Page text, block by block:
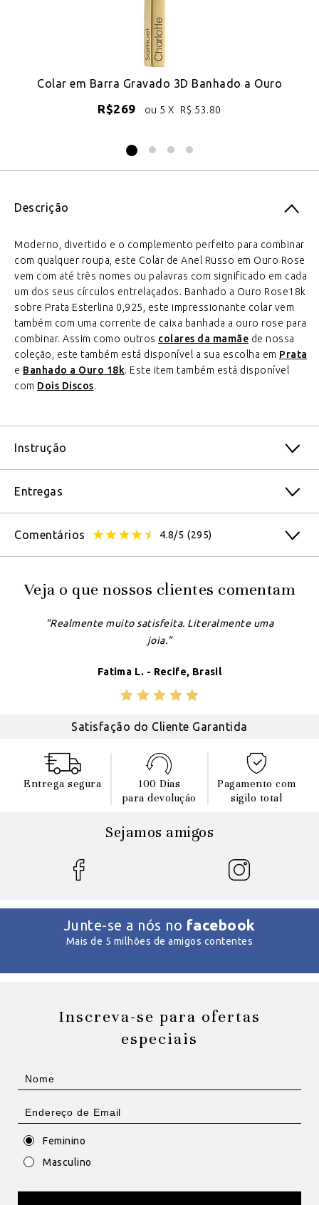
Colar em Barra Gravado 3D Banhado a Ouro
R$269 ou 5 X R$ 53.80
Descrição
Moderno, divertido e o complemento perfeito para combinar
com qualquer roupa, este Colar de Anel Russo em Ouro Rose
vem com até três nomes ou palavras com significado em cada
um dos seus círculos entrelaçados. Banhado a Ouro Rose18k
sobre Prata Esterlina 0,925, este impressionante colar vem
também com uma corrente de caixa banhada a ouro rose para
combinar. Assim como outros colares da mamãe de nossa
coleção, este também está disponível a sua escolha em Prata
e Banhado a Ouro 18k. Este item também está disponível
com Dois Discos.
Instrução
Entregas
Comentários 4.8/5 (295)
Veja o que nossos clientes comentam
"Realmente muito satisfeita. Literalmente uma
joia."
Fatima L. - Recife, Brasil
Satisfação do Cliente Garantida
Entrega segura
100 Dias
para devoluçáo
Pagamento com
sigilo total
Sejamos amigos
Junte-se a nós no facebook
Mais de 5 milhões de amigos contentes
Inscreva-se para ofertas
especiais
Feminino
Masculino